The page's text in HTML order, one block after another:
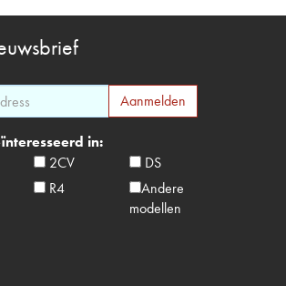
in:
2CV
DS
R4
Andere
modellen